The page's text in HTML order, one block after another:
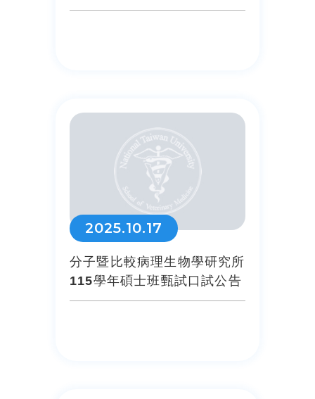
2025.10.17
分子暨比較病理生物學研究所
115學年碩士班甄試口試公告